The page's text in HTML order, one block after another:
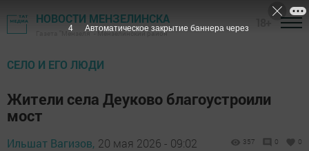
НОВОСТИ МЕНЗЕЛИНСКА
Газета "Мензеля" - Мензелинский район
СЕЛО И ЕГО ЛЮДИ
Жители села Деуково благоустроили
мост
Ильшат Вагизов, 20 мая 2026 - 09:02 357 0 0
2 Автоматическое закрытие баннера через